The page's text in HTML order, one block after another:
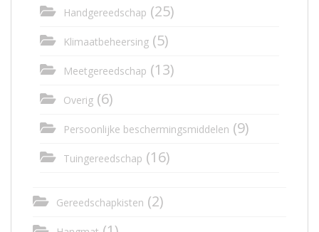
Handgereedschap (25)
Klimaatbeheersing (5)
Meetgereedschap (13)
Overig (6)
Persoonlijke beschermingsmiddelen (9)
Tuingereedschap (16)
Gereedschapkisten (2)